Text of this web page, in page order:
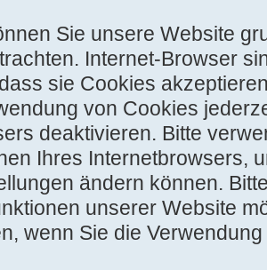
Sie unsere Website
Internet-Browser
sie Cookies
von Cookies
deaktivieren. Bitte
Ihres Internetbrowsers,
ändern können.
unserer Website
wenn Sie die